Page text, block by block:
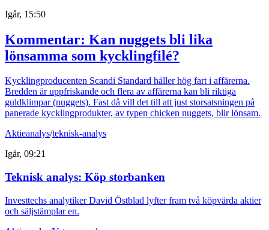
Igår, 15:50
Kommentar: Kan nuggets bli lika
lönsamma som kycklingfilé?
Kycklingproducenten Scandi Standard håller hög fart i affärerna.
Bredden är uppfriskande och flera av affärerna kan bli riktiga
guldklimpar (nuggets). Fast då vill det till att just storsatsningen på
panerade kycklingprodukter, av typen chicken nuggets, blir lönsam.
Aktieanalys/teknisk-analys
Igår, 09:21
Teknisk analys: Köp storbanken
Investtechs analytiker David Östblad lyfter fram två köpvärda aktier
och säljstämplar en.